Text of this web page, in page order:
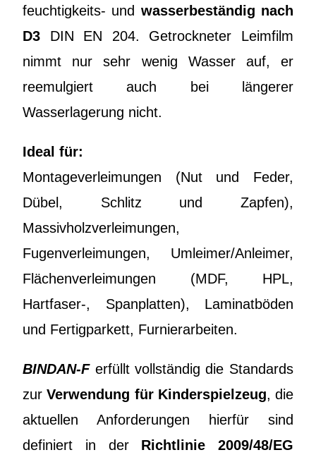
feuchtigkeits- und wasserbeständig nach
D3 DIN EN 204. Getrockneter Leimfilm
nimmt nur sehr wenig Wasser auf, er
reemulgiert auch bei längerer
Wasserlagerung nicht.
Ideal für:
Montageverleimungen (Nut und Feder,
Dübel, Schlitz und Zapfen),
Massivholzverleimungen,
Fugenverleimungen, Umleimer/Anleimer,
Flächenverleimungen (MDF, HPL,
Hartfaser-, Spanplatten), Laminatböden
und Fertigparkett, Furnierarbeiten.
BINDAN-Ferfüllt vollständig die Standards
zurVerwendung für Kinderspielzeug, die
aktuellen Anforderungen hierfür sind
definiert in der Richtlinie 2009/48/EG